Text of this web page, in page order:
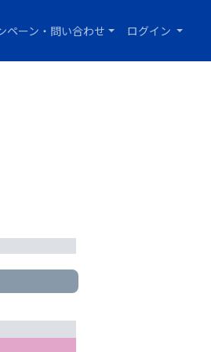
ペーン・問い合わせ ログイン